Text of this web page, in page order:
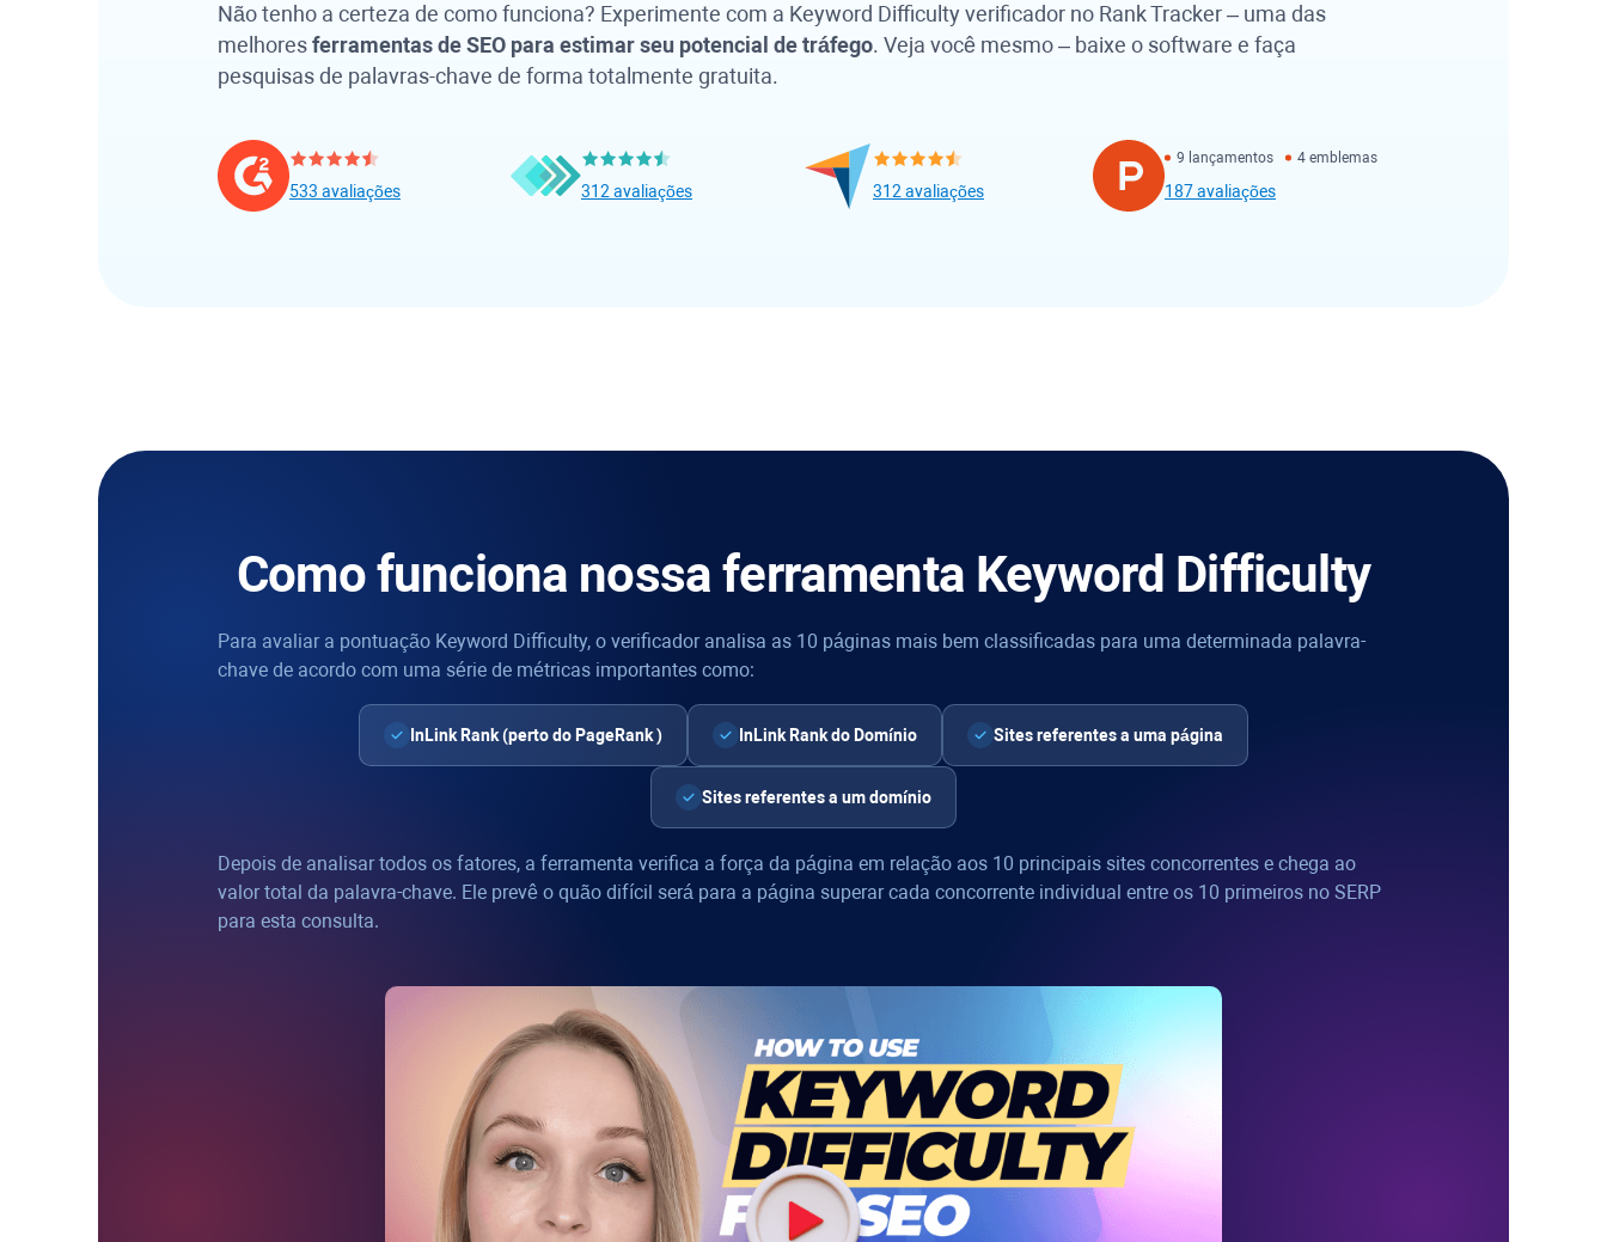
Não tenho a certeza de como funciona? Experimente com a Keyword Difficultyverificador no Rank Tracker– uma das
melhoresferramentas de SEO para estimar seu potencial de tráfego. Veja você mesmo – baixe o software e faça
pesquisas de palavras-chave de forma totalmente gratuita.
533 avaliações 312 avaliações 312 avaliações
9 lançamentos 4 emblemas
187 avaliações
Como funciona nossa ferramenta Keyword Difficulty
Para avaliar a pontuação Keyword Difficulty, o verificador analisa as 10 páginas mais bem classificadas para uma determinada palavra-
chave de acordo com uma série de métricas importantes como:
InLink Rank(perto do PageRank) InLink Rankdo Domínio Sites referentes a uma página
Sites referentes a um domínio
Depois de analisar todos os fatores, a ferramenta verifica a força da página em relação aos 10 principais sites concorrentes e chega ao
valor total da palavra-chave. Ele prevê o quão difícil será para a página superar cada concorrente individual entre os 10 primeiros no SERP
para esta consulta.